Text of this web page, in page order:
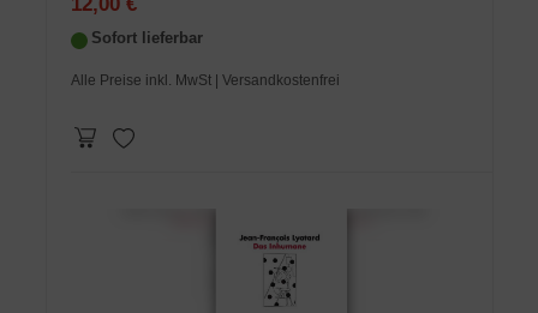
Sofort lieferbar
Alle Preise inkl. MwSt | Versandkostenfrei